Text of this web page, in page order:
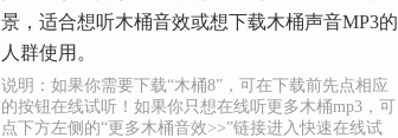
景，适合想听木桶音效或想下载木桶声音MP3的
人群使用。
说明：如果你需要下载“木桶8”，可在下载前先点相应
的按钮在线试听！如果你只想在线听更多木桶mp3，可
点下方左侧的“更多木桶音效>>”链接进入快速在线试